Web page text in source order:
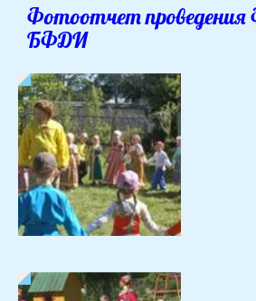
Фотоотчет проведения
БФДИ